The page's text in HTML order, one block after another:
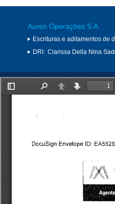
Auren Operações S.A.
Escrituras e aditamentos de
DRI: Clarissa Della Nina